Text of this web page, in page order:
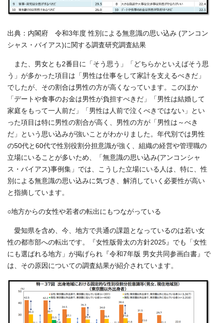
出典：内閣府 令和3年度 性別による無意識の思い込み (アンコン
シャス・バイアス)に関する調査研究調査結果
また、男女とも2番目に「そう思う」「どちらかといえばそう思
う」が多かった項目は「男性は仕事をして家計を支えるべきだ」
でしたが、その割合は男性の方が高くなっています。このほか
「デートや⾷事のお⾦は男性が負担すべきだ」「男性は結婚して
家庭をもって⼀⼈前だ」「男性は⼈前で泣くべきではない」とい
った項目は特に男性の割合が高く、男性の方が「男性は～べき
だ」という思い込みが強いことがわかりました。年代別では男性
の50代と60代で性別役割分担意識が強く、組織の経営や管理職の
立場にいることが多いため、「無意識の思い込み(アンコンシャ
ス・バイアス)事例集」では、こうした立場にいる人は、特に、性
別による無意識の思い込みに気づき、解消していく必要性が高い
と指摘しています。
○地方からの女性や若者の転出にもつながっている
愛知県を含め、今、地方で共通の課題となっているのは若い女
性の都市部への転出です。『女性版骨太の方針2025』でも「女性
にも選ばれる地方」が掲げられ『令和7年版 男女共同参画白書』で
は、その原因についての調査結果が紹介されています。